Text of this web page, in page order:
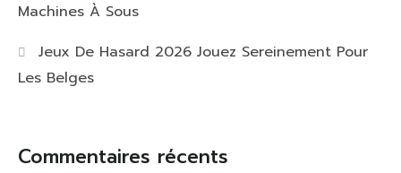
Machines À Sous
Jeux De Hasard 2026 Jouez Sereinement Pour
Les Belges
Commentaires récents